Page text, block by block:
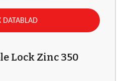
DATABLAD
Lock Zinc 350